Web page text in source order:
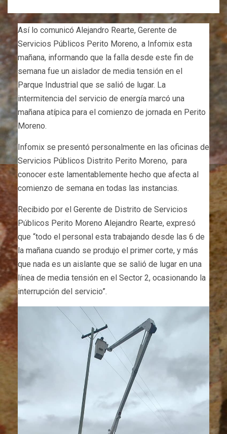
Así lo comunicó Alejandro Rearte, Gerente de
Servicios Públicos Perito Moreno, a Infomix esta
mañana, informando que la falla desde este fin de
semana fue un aislador de media tensión en el
Parque Industrial que se salió de lugar. La
intermitencia del servicio de energía marcó una
mañana atípica para el comienzo de jornada en Perito
Moreno.
Infomix se presentó personalmente en las oficinas de
Servicios Públicos Distrito Perito Moreno, para
conocer este lamentablemente hecho que afecta al
comienzo de semana en todas las instancias.
Recibido por el Gerente de Distrito de Servicios
Públicos Perito Moreno Alejandro Rearte, expresó
que “todo el personal esta trabajando desde las 6 de
la mañana cuando se produjo el primer corte, y más
que nada es un aislante que se salió de lugar en una
línea de media tensión en el Sector 2, ocasionando la
interrupción del servicio”.